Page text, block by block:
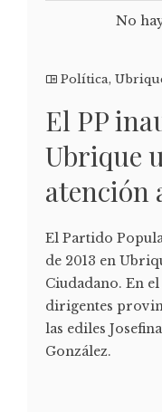
No
Política,
El PP
Ubrique
atención
El Partido
de 2013 en
Ciudadano. En
dirigentes
las ediles
González.